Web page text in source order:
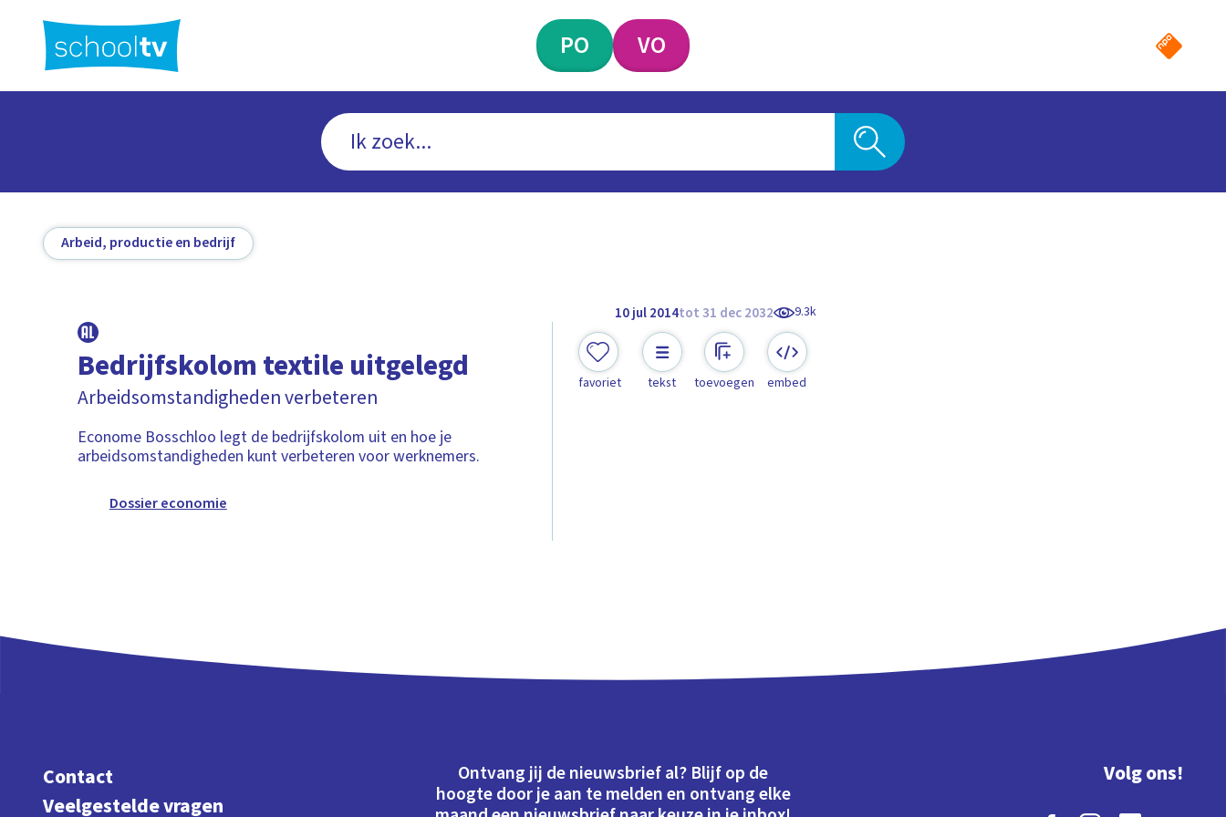
hoofdinhoud
PO VO
Arbeid, productie en bedrijf
10 jul 2014tot 31 dec 2032 9.3k
Bedrijfskolom textile uitgelegd
Arbeidsomstandigheden verbeteren
Econome Bosschloo legt de bedrijfskolom uit en hoe je
arbeidsomstandigheden kunt verbeteren voor werknemers.
Dossier economie
favoriet tekst toevoegen embed
Contact
Veelgestelde vragen
Ontvang jij de nieuwsbrief al? Blijf op de
hoogte door je aan te melden en ontvang elke
Volg ons!